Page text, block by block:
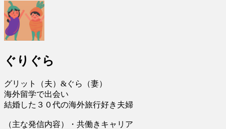
ぐりぐら
グリット（夫）&ぐら（妻）
海外留学で出会い
結婚した３０代の海外旅行好き夫婦
（主な発信内容）・共働きキャリア